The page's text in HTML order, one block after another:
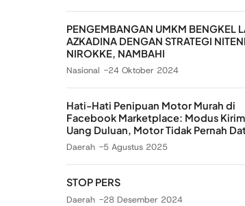
PENGEMBANGAN UMKM BENGKEL
AZKADINA DENGAN STRATEGI
NIROKKE, NAMBAHI
Nasional 24 Oktober 2024
Hati-Hati Penipuan Motor Murah di
Facebook Marketplace: Modus Kirim
Uang Duluan, Motor Tidak Pernah
Daerah 5 Agustus 2025
STOP PERS
Daerah 28 Desember 2024